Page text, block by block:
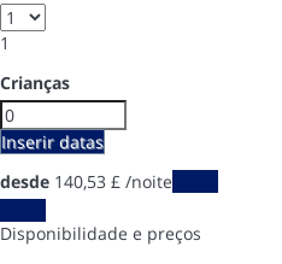
1
Crianças
Inserir datas
desde 140,53 £ /noite
Disponibilidade e preços